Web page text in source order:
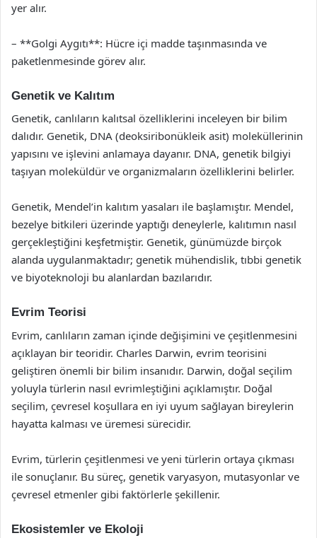
yer alır.
– **Golgi Aygıtı**: Hücre içi madde taşınmasında ve
paketlenmesinde görev alır.
Genetik ve Kalıtım
Genetik, canlıların kalıtsal özelliklerini inceleyen bir bilim
dalıdır. Genetik, DNA (deoksiribonükleik asit) moleküllerinin
yapısını ve işlevini anlamaya dayanır. DNA, genetik bilgiyi
taşıyan moleküldür ve organizmaların özelliklerini belirler.
Genetik, Mendel’in kalıtım yasaları ile başlamıştır. Mendel,
bezelye bitkileri üzerinde yaptığı deneylerle, kalıtımın nasıl
gerçekleştiğini keşfetmiştir. Genetik, günümüzde birçok
alanda uygulanmaktadır; genetik mühendislik, tıbbi genetik
ve biyoteknoloji bu alanlardan bazılarıdır.
Evrim Teorisi
Evrim, canlıların zaman içinde değişimini ve çeşitlenmesini
açıklayan bir teoridir. Charles Darwin, evrim teorisini
geliştiren önemli bir bilim insanıdır. Darwin, doğal seçilim
yoluyla türlerin nasıl evrimleştiğini açıklamıştır. Doğal
seçilim, çevresel koşullara en iyi uyum sağlayan bireylerin
hayatta kalması ve üremesi sürecidir.
Evrim, türlerin çeşitlenmesi ve yeni türlerin ortaya çıkması
ile sonuçlanır. Bu süreç, genetik varyasyon, mutasyonlar ve
çevresel etmenler gibi faktörlerle şekillenir.
Ekosistemler ve Ekoloji